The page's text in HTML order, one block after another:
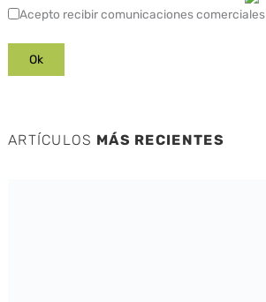
Acepto recibir comunicaciones comerciales
ARTÍCULOS MÁS RECIENTES